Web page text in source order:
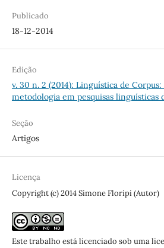
Publicado
18-12-2014
Edição
v. 30 n. 2 (2014): Linguística de
metodologia em pesquisas linguísticas
Seção
Artigos
Licença
Copyright (c) 2014 Simone Floripi (Autor)
Este trabalho está licenciado sob uma